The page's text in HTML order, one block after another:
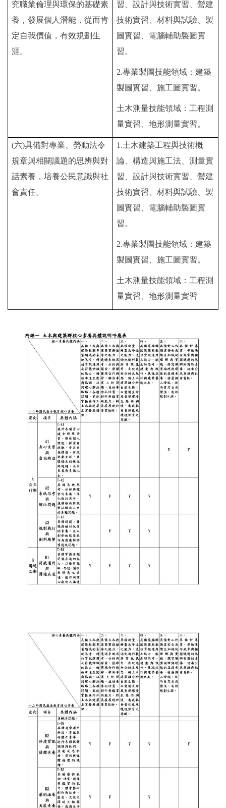
究職業倫理與環保的基礎素
養，發展個人潛能，從而肯
定自我價值，有效規劃生
涯。
習、設計與技術實習、營建
技術實習、材料與試驗、製
圖實習、電腦輔助製圖實
習。
2.專業製圖技能領域：建築
製圖實習、施工圖實習。
土木測量技能領域：工程測
量實習、地形測量實習。
(六)具備對專業、勞動法令
規章與相關議題的思辨與對
話素養，培養公民意識與社
會責任。
1.土木建築工程與技術概
論、構造與施工法、測量實
習、設計與技術實習、營建
技術實習、材料與試驗、製
圖實習、電腦輔助製圖實
習。
2.專業製圖技能領域：建築
製圖實習、施工圖實習。
土木測量技能領域：工程測
量實習、地形測量實習